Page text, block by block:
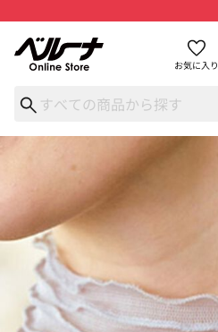
お気に入り